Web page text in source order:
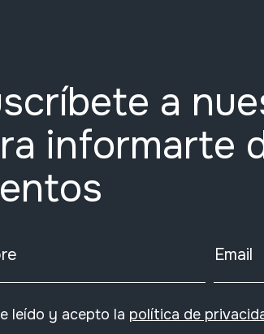
a
informarte
Email
leído y acepto la política de